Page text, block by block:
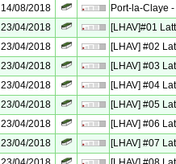
14/08/2018
Port-la-Claye
23/04/2018
[LHAV]#01
23/04/2018
[LHAV] #02
23/04/2018
[LHAV] #03
23/04/2018
[LHAV] #04
23/04/2018
[LHAV] #05
23/04/2018
[LHAV] #06
23/04/2018
[LHAV] #07